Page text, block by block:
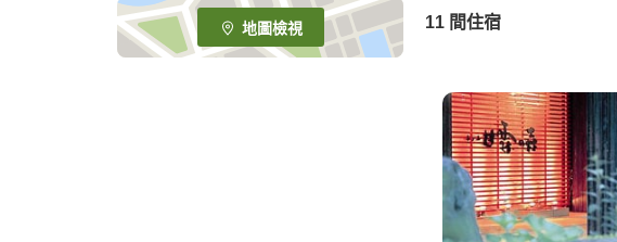
e
_
s
地圖檢視 11 間住宿